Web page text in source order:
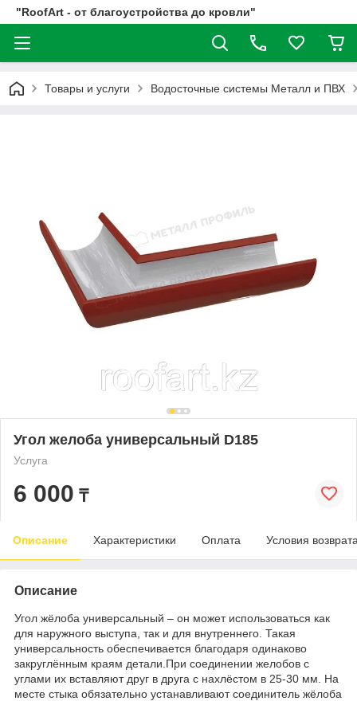
"RoofArt - от благоустройства до кровли"
Товары и услуги Водосточные системы Металл и ПВХ
Угол желоба универсальный D185
Услуга
6 000 ₸
Описание Характеристики Оплата Условия
Описание
Угол жёлоба универсальный – он может использоваться как
для наружного выступа, так и для внутреннего. Такая
универсальность обеспечивается благодаря одинаково
закруглённым краям детали.При соединении желобов с
углами их вставляют друг в друга с нахлёстом в 25-30 мм. На
месте стыка обязательно устанавливают соединитель жёлоба